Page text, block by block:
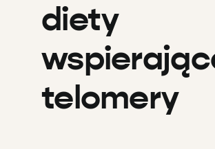
diety
telomery